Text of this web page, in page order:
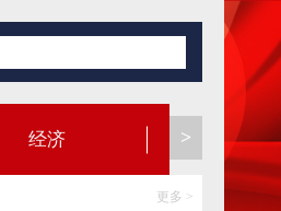
经济 健康
>
更多 >